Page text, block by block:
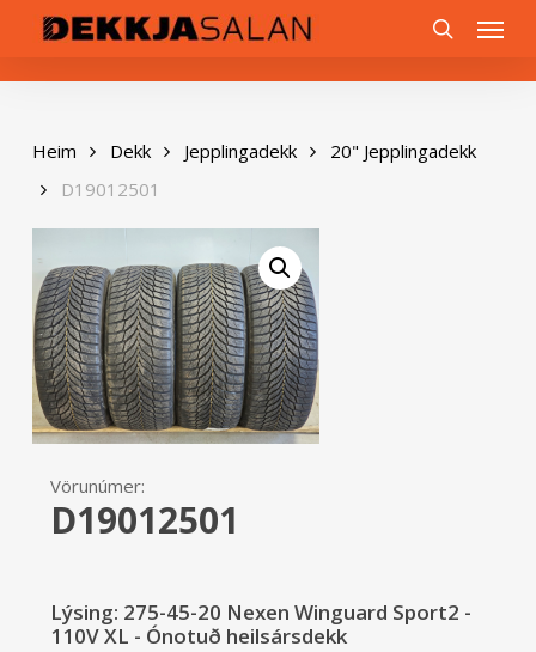
content
Menu
Heim Dekk Jepplingadekk
20" Jepplingadekk
D19012501
Vörunúmer:
D19012501
Lýsing: 275-45-20 Nexen Winguard Sport2 -
110V XL - Ónotuð heilsársdekk